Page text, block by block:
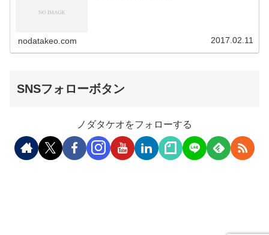
nodatakeo.com 2017.02.11
SNSフォローボタン
ノダタケオをフォローする